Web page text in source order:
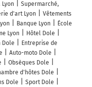
Lyon
Supermarché,
d'art Lyon
Vêtements
Banque Lyon
École
Lyon
Hôtel Dole
Dole
Entreprise de
Auto-moto Dole
Obsèques Dole
d'hôtes Dole
Dole
Sport Dole